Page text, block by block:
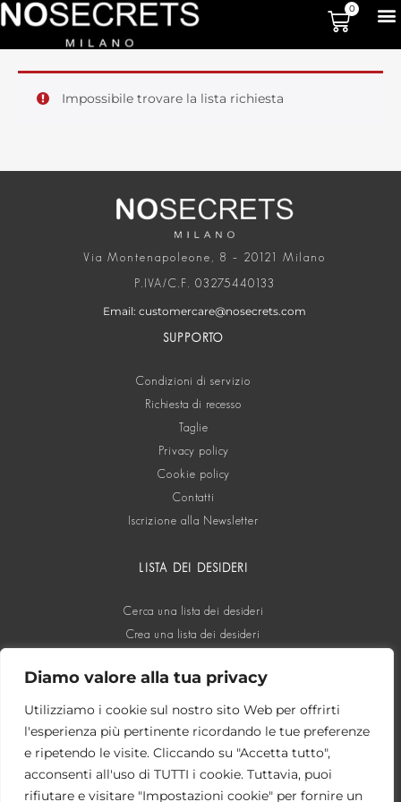
Diamo valore alla tua privacy
Utilizziamo i cookie sul nostro sito Web per offrirti
l'esperienza più pertinente ricordando le tue preferenze
e ripetendo le visite. Cliccando su "Accetta tutto",
acconsenti all'uso di TUTTI i cookie. Tuttavia, puoi
rifiutare e visitare "Impostazioni cookie" per fornire un
0
Impossibile trovare la lista richiesta
Via Montenapoleone, 8 – 20121 Milano
P.IVA/C.F. 03275440133
Email: customercare@nosecrets.com
SUPPORTO
Condizioni di servizio
Richiesta di recesso
Taglie
Privacy policy
Cookie policy
Contatti
Iscrizione alla Newsletter
LISTA DEI DESIDERI
Cerca una lista dei desideri
Crea una lista dei desideri
SOCIAL